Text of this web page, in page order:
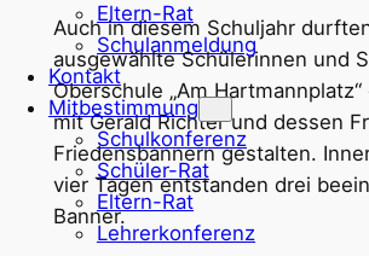
Eltern-Rat
Schulanmeldung
Kontakt
Mitbestimmung
Schulkonferenz
Schüler-Rat
Eltern-Rat
Lehrerkonferenz
Auch in diesem Schuljahr
ausgewählte Schülerinnen und
Oberschule „Am
mit Gerald Richter und dessen
Friedensbannern gestalten.
vier Tagen entstanden drei
Banner.